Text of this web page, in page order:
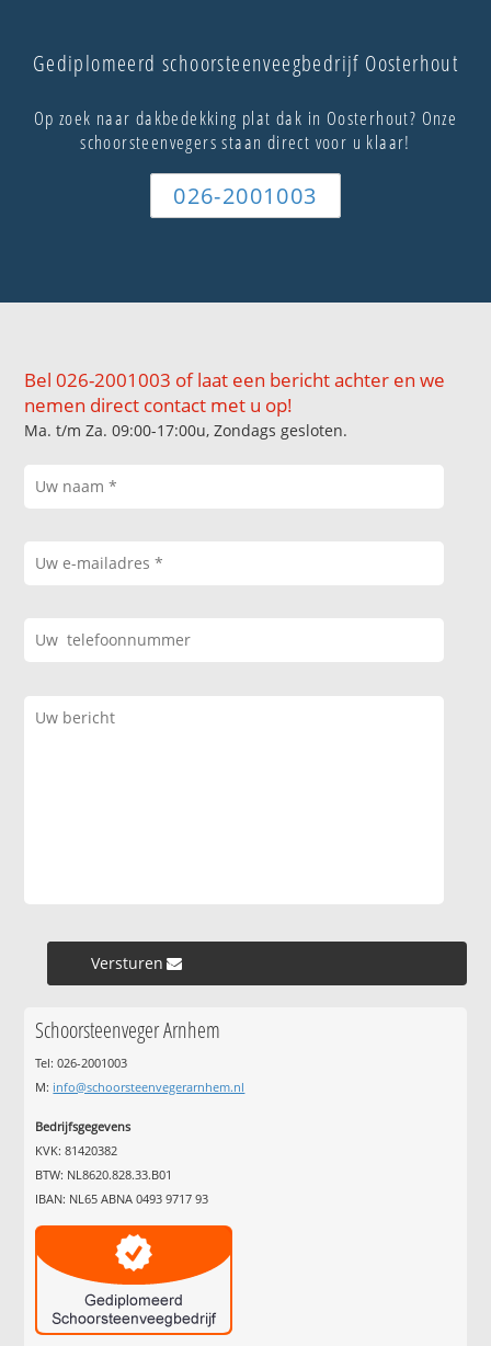
Gediplomeerd schoorsteenveegbedrijf Oosterhout
Op zoek naar dakbedekking plat dak in Oosterhout? Onze
schoorsteenvegers staan direct voor u klaar!
026-2001003
Bel 026-2001003 of laat een bericht achter en we
nemen direct contact met u op!
Ma. t/m Za. 09:00-17:00u, Zondags gesloten.
Versturen »
Schoorsteenveger Arnhem
Tel: 026-2001003
M: info@schoorsteenvegerarnhem.nl
Bedrijfsgegevens
KVK: 81420382
BTW: NL8620.828.33.B01
IBAN: NL65 ABNA 0493 9717 93